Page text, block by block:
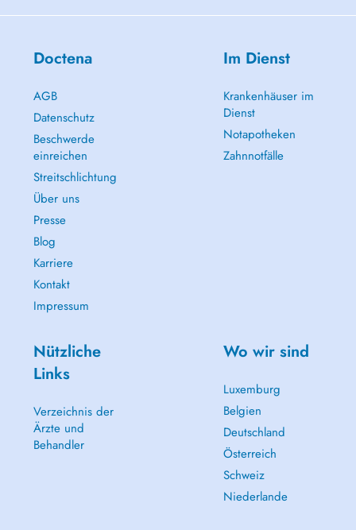
Doctena
AGB
Datenschutz
Beschwerde
einreichen
Streitschlichtung
Über uns
Presse
Blog
Karriere
Kontakt
Impressum
Im Dienst
Krankenhäuser im
Dienst
Notapotheken
Zahnnotfälle
Nützliche
Links
Verzeichnis der
Ärzte und
Behandler
Wo wir sind
Luxemburg
Belgien
Deutschland
Österreich
Schweiz
Niederlande